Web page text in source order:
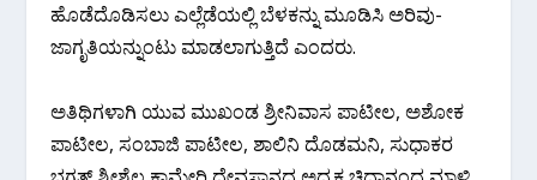
ಹೊಡೆದೊಡಿಸಲು ಎಲ್ಲೆಡೆಯಲ್ಲಿ ಬೆಳಕನ್ನು ಮೂಡಿಸಿ ಅರಿವು-
ಜಾಗೃತಿಯನ್ನುಂಟು ಮಾಡಲಾಗುತ್ತಿದೆ ಎಂದರು.
ಅತಿಥಿಗಳಾಗಿ ಯುವ ಮುಖಂಡ ಶ್ರೀನಿವಾಸ ಪಾಟೀಲ, ಅಶೋಕ
ಪಾಟೀಲ, ಸಂಬಾಜಿ ಪಾಟೀಲ, ಶಾಲಿನಿ ದೊಡಮನಿ, ಸುಧಾಕರ